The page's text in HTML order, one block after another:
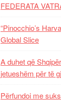
FEDERATA
“Pinocchio’s
Global Slice
A duhet që
jetueshëm për të
Përfundoi me